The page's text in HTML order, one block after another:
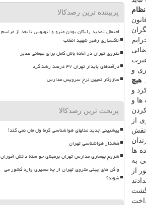
نظام
و
هیچ
و
ها و
از
ها
به
از
پربیننده ترین رصدکالا
احتمال تمدید رایگان بودن مترو و اتوبوس تا بعد از مراسم
خاکسپاری رهبر شهید انقلاب
متروی تهران در آماده باش کامل برای مهمانی غدیر
درآمدهای پایدار تهران ۴۷ درصد رشد کرد
سازوکار تعیین نرخ سرویس مدارس
پربحث ترین رصدکالا
پیشبینی جدید مدلهای هواشناسی گرما ول مان نمی کند!
هشدار هواشناسی تهران
شروع بهسازی مدارس تهران برمبنای خواسته دانش آموزان
واگن های چینی متروی تهران از چه مسیری وارد کشور می
شوند؟